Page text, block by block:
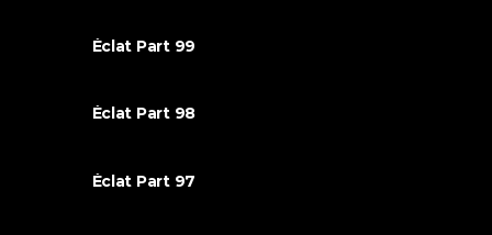
Éclat Part 99
Éclat Part 98
Éclat Part 97